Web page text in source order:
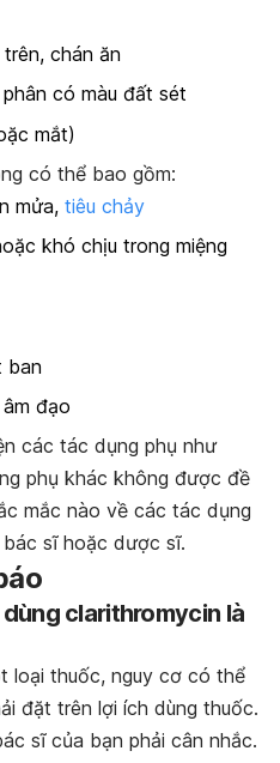
chán ăn
có màu đất sét
mắt)
có thể bao gồm:
mửa, tiêu chảy
khó chịu trong miệng
ban
đạo
các tác dụng phụ như
phụ khác không được đề
mắc nào về các tác dụng
sĩ hoặc dược sĩ.
clarithromycin là
loại thuốc, nguy cơ có thể
đặt trên lợi ích dùng thuốc.
sĩ của bạn phải cân nhắc.